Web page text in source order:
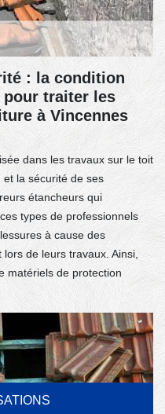
: la condition
pour traiter les
à Vincennes
dans les travaux sur le toit
la sécurité de ses
étancheurs qui
types de professionnels
à cause des
de leurs travaux. Ainsi,
matériels de protection